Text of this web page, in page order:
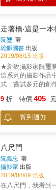
實、自然且唯美的
情感的筆觸，記錄
樂，珍惜彼此陪伴的美好時
灣第一本貓咪與女
餘張情感綿密的動人照片。 2.透
貓咪和自身故事，
貌。 3.藉由貓咪與女同志日常生活互動，看見
愛沒有分別，都一樣美好
Raye《十二夜》導演 黎璿萍 同家會秘
小說家《想上就上
睡》 黃俊郎 畫家／作家／作詞人 周杰倫&lt;以
父之名&gt;&lt;牛
軒等兩百多首歌詞作品 高雋雅 演員《有
姊的我就註定要單
重新集結出版《鐘
有太多時光記憶的
相遇，能喚起往事憶舊人。 他的
露出對攝影深沉眷
言，從過去、現在
魅力。今年是攝影
成文化記憶轉化為
近源自泥土的歷史
九日世界攝影日，
的新形式，與其分
走著橋‧這是一
阮璽 著
雄獅圖書 出版
2019/08/15 出版
★新銳攝影家阮璽第四本攝
這系列的攝影作品
式，嘗試多元的創
過不斷發現、認識
&rdquo;即是阮璽自
過觀看這些作品能
才有的獨門絕技！
9 折 特價 405 元
貨到通知
八尺門
阮義忠 著
攝影家 出版
2019/08/09 出版
在八尺門，我看到